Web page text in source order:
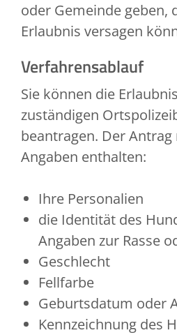
oder Gemeinde geben,
Erlaubnis versagen
Verfahrensablauf
Sie können die
zuständigen
beantragen. Der
Angaben enthalten:
Ihre Personalien
die Identität des
Angaben zur Rasse
Geschlecht
Fellfarbe
Geburtsdatum oder
Kennzeichnung des